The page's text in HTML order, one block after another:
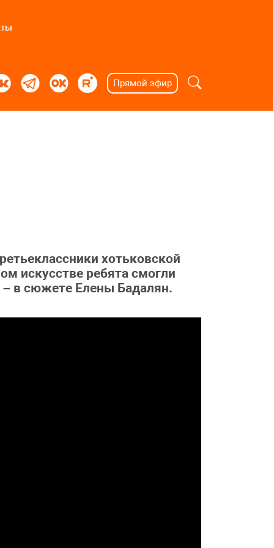
Прямой эфир
хотьковской
искусстве ребята смогли
в сюжете Елены Бадалян.